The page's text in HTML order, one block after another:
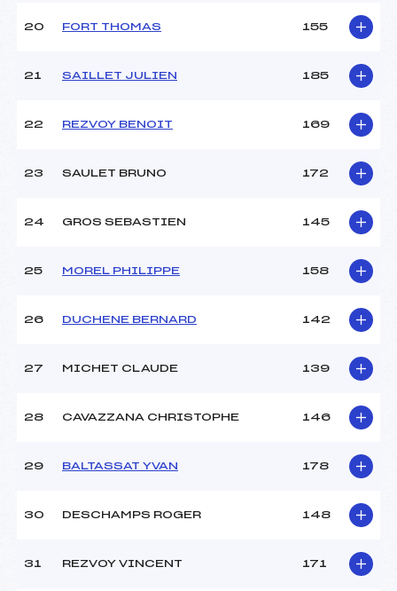
20 FORT THOMAS 155
21 SAILLET JULIEN 185
22 REZVOY BENOIT 169
23 SAULET BRUNO 172
24 GROS SEBASTIEN 145
25 MOREL PHILIPPE 158
26 DUCHENE BERNARD 142
27 MICHET CLAUDE 139
28 CAVAZZANA CHRISTOPHE 146
29 BALTASSAT YVAN 178
30 DESCHAMPS ROGER 148
31 REZVOY VINCENT 171